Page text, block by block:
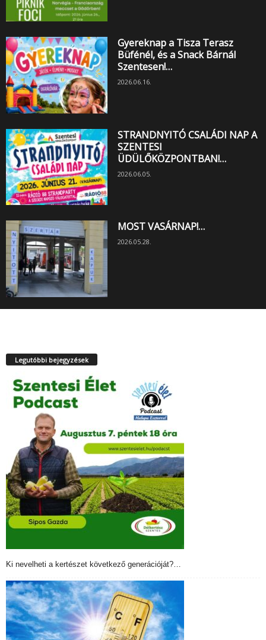
Gyereknap a Tisza Terasz
Büfénél, és a Snack Bárnál
Szentesen!…
2026.06.16.
STRANDNYITÓ CSALÁDI NAP A
SZENTESI
ÜDÜLŐKÖZPONTBAN!…
2026.06.05.
MOST VASÁRNAP!…
2026.05.28.
Legutóbbi bejegyzések
Ki nevelheti a kertészet következő generációját?…